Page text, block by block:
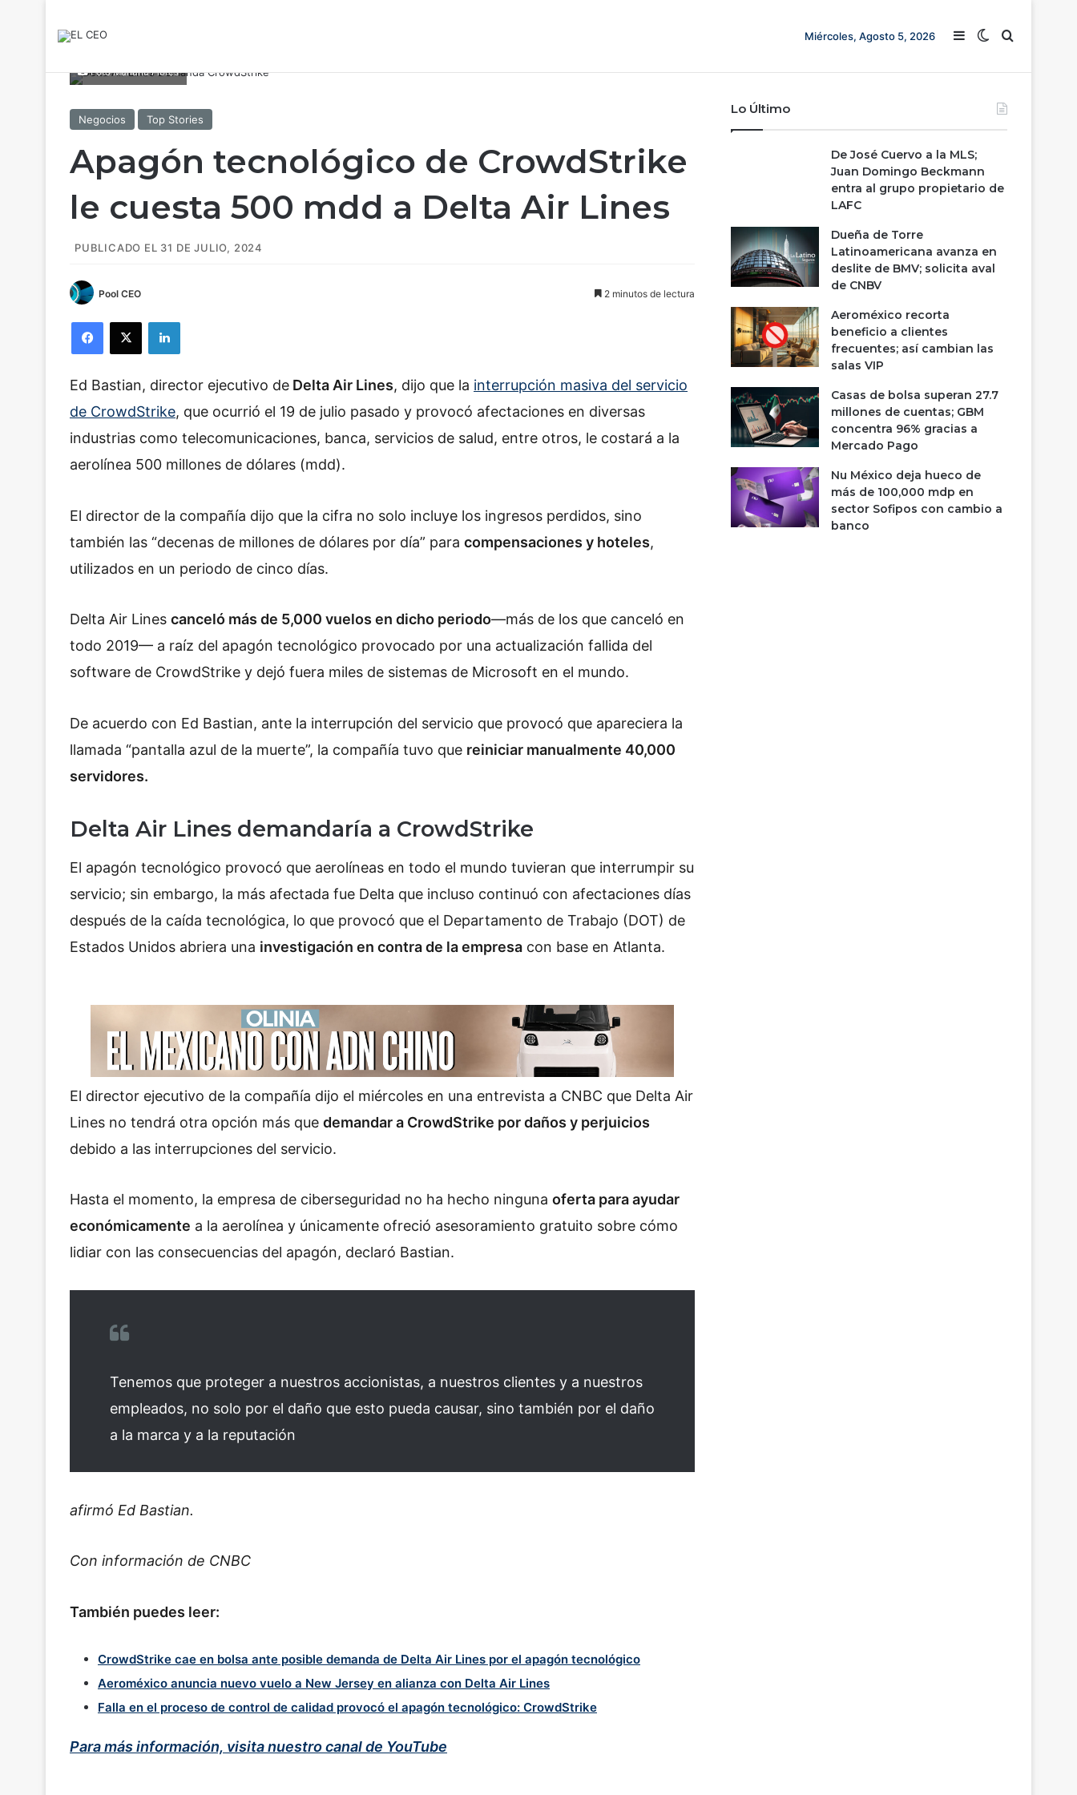
Miércoles, Agosto 5, 2026 Barra lateral
Switch skin
Buscar
Foto Mariana Flores
Negocios Top Stories
Apagón tecnológico de CrowdStrike
le cuesta 500 mdd a Delta Air Lines
PUBLICADO EL 31 DE JULIO, 2024
Pool CEO 2 minutos de lectura
Ed Bastian, director ejecutivo de Delta Air Lines, dijo que la interrupción masiva del servicio
de CrowdStrike, que ocurrió el 19 de julio pasado y provocó afectaciones en diversas
industrias como telecomunicaciones, banca, servicios de salud, entre otros, le costará a la
aerolínea 500 millones de dólares (mdd).
El director de la compañía dijo que la cifra no solo incluye los ingresos perdidos, sino
también las “decenas de millones de dólares por día” para compensaciones y hoteles,
utilizados en un periodo de cinco días.
Delta Air Lines canceló más de 5,000 vuelos en dicho periodo—más de los que canceló en
todo 2019— a raíz del apagón tecnológico provocado por una actualización fallida del
software de CrowdStrike y dejó fuera miles de sistemas de Microsoft en el mundo.
De acuerdo con Ed Bastian, ante la interrupción del servicio que provocó que apareciera la
llamada “pantalla azul de la muerte”, la compañía tuvo que reiniciar manualmente 40,000
servidores.
Delta Air Lines demandaría a CrowdStrike
El apagón tecnológico provocó que aerolíneas en todo el mundo tuvieran que interrumpir su
servicio; sin embargo, la más afectada fue Delta que incluso continuó con afectaciones días
después de la caída tecnológica, lo que provocó que el Departamento de Trabajo (DOT) de
Estados Unidos abriera una investigación en contra de la empresa con base en Atlanta.
El director ejecutivo de la compañía dijo el miércoles en una entrevista a CNBC que Delta Air
Lines no tendrá otra opción más que demandar a CrowdStrike por daños y perjuicios
debido a las interrupciones del servicio.
Hasta el momento, la empresa de ciberseguridad no ha hecho ninguna oferta para ayudar
económicamente a la aerolínea y únicamente ofreció asesoramiento gratuito sobre cómo
lidiar con las consecuencias del apagón, declaró Bastian.
Tenemos que proteger a nuestros accionistas, a nuestros clientes y a nuestros
empleados, no solo por el daño que esto pueda causar, sino también por el daño
a la marca y a la reputación
afirmó Ed Bastian.
Con información de CNBC
También puedes leer:
CrowdStrike cae en bolsa ante posible demanda de Delta Air Lines por el apagón tecnológico
Aeroméxico anuncia nuevo vuelo a New Jersey en alianza con Delta Air Lines
Falla en el proceso de control de calidad provocó el apagón tecnológico: CrowdStrike
Para más información, visita nuestro canal de YouTube
Lo Último
De José Cuervo a la MLS;
Juan Domingo Beckmann
entra al grupo propietario de
LAFC
Dueña de Torre
Latinoamericana avanza en
deslite de BMV; solicita aval
de CNBV
Aeroméxico recorta
beneficio a clientes
frecuentes; así cambian las
salas VIP
Casas de bolsa superan 27.7
millones de cuentas; GBM
concentra 96% gracias a
Mercado Pago
Nu México deja hueco de
más de 100,000 mdp en
sector Sofipos con cambio a
banco